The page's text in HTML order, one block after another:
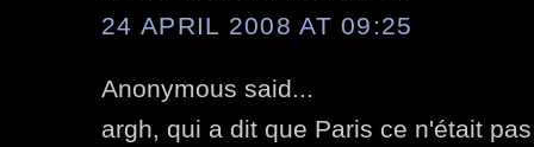
24 APRIL 2008 AT 09:25
Anonymous said...
argh, qui a dit que Paris ce n'était